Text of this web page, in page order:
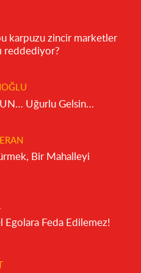
karpuzu zincir marketler
reddediyor?
HAYIRLI OLSUN… Uğurlu Gelsin…
Bir Mahalleyi
Egolara Feda Edilemez!